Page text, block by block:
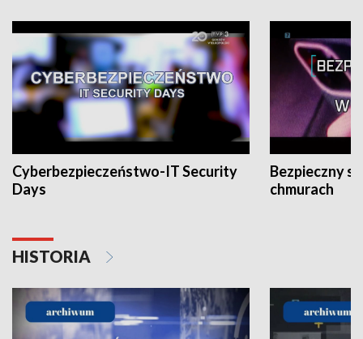
Cyberbezpieczeństwo-IT Security
Days
Bezpieczny
chmurach
HISTORIA